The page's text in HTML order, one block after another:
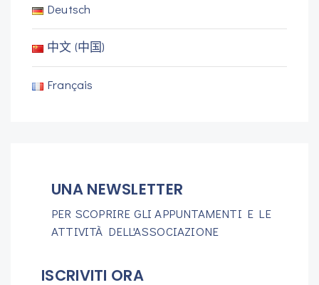
Deutsch
中文 (中国)
Français
UNA NEWSLETTER
PER SCOPRIRE GLI APPUNTAMENTI E LE
ATTIVITÀ DELL'ASSOCIAZIONE
ISCRIVITI ORA